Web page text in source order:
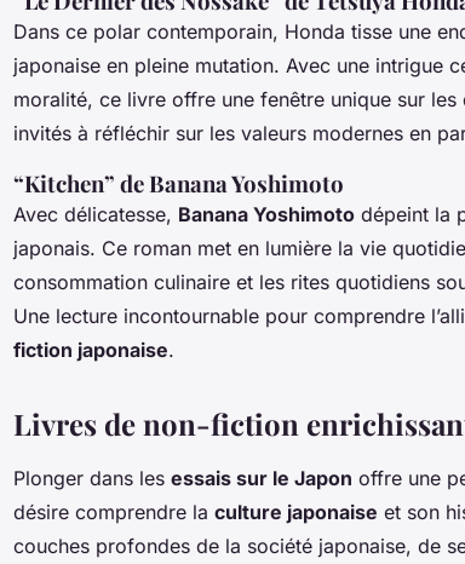
Dans ce polar contemporain, Honda tisse une
japonaise en pleine mutation. Avec une intrigue
moralité, ce livre offre une fenêtre unique sur
invités à réfléchir sur les valeurs modernes en
“Kitchen” deBanana Yoshimoto
Avec délicatesse, Banana Yoshimoto dépeint la
japonais. Ce roman met en lumière la vie
consommation culinaire et les rites quotidiens
Une lecture incontournable pour comprendre
fiction japonaise.
Livres de non-fiction
Plonger dans les essais sur le Japon offre une
désire comprendre la culture japonaise et son
couches profondes de la société japonaise, de